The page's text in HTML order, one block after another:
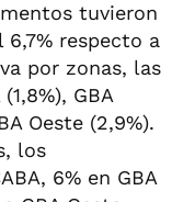
tuvieron
respecto a
por zonas, las
GBA
Oeste (2,9%).
los
6% en GBA